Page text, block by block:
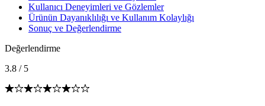
Kullanıcı Deneyimleri ve Gözlemler
Ürünün Dayanıklılığı ve Kullanım Kolaylığı
Sonuç ve Değerlendirme
Değerlendirme
3.8 / 5